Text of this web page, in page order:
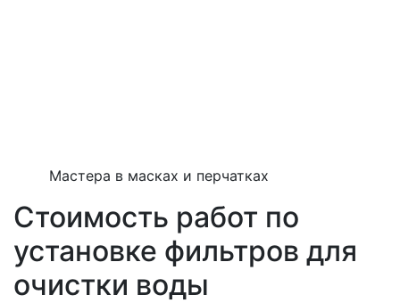
Мастера в масках и перчатках
Стоимость работ по
установке фильтров для
очистки воды